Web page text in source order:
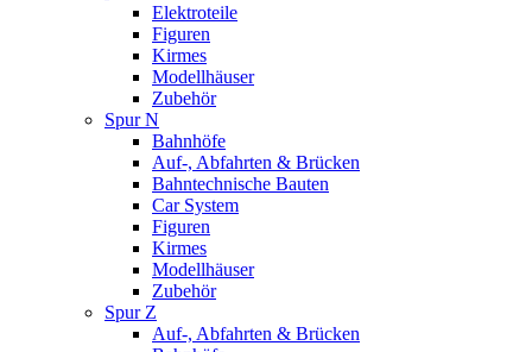
Elektroteile
Figuren
Kirmes
Modellhäuser
Zubehör
Spur N
Bahnhöfe
Auf-, Abfahrten & Brücken
Bahntechnische Bauten
Car System
Figuren
Kirmes
Modellhäuser
Zubehör
Spur Z
Auf-, Abfahrten & Brücken